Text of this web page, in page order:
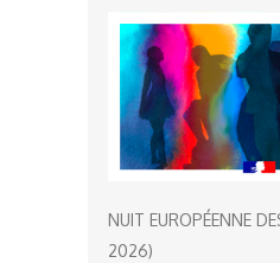
NUIT EUROPÉENNE
2026)